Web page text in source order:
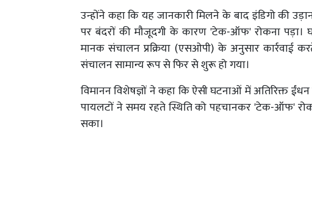
उन्होंने कहा कि यह जानकारी मिलने के बाद इंडिगो की
पर बंदरों की मौजूदगी के कारण 'टेक-ऑफ' रोकना पड़ा।
मानक संचालन प्रक्रिया (एसओपी) के अनुसार कार्रवाई
संचालन सामान्य रूप से फिर से शुरू हो गया।
विमानन विशेषज्ञों ने कहा कि ऐसी घटनाओं में अतिरिक्त
पायलटों ने समय रहते स्थिति को पहचानकर 'टेक-ऑफ'
सका।